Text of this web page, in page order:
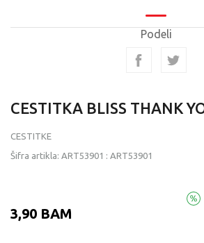
Podeli
CESTITKA BLISS THANK
CESTITKE
Šifra artikla: ART53901 : ART53901
3,90 BAM